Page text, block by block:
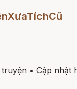
• Cập nhật